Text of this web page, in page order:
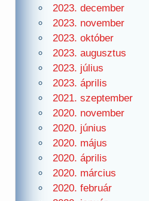
2023. december
2023. november
2023. október
2023. augusztus
2023. július
2023. április
2021. szeptember
2020. november
2020. június
2020. május
2020. április
2020. március
2020. február